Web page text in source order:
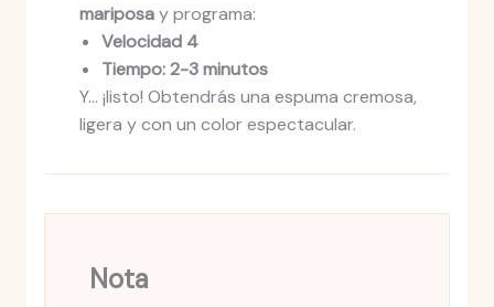
mariposay programa:
Velocidad 4
Tiempo: 2-3 minutos
Y… ¡listo! Obtendrás una espuma cremosa,
ligera y con un color espectacular.
Nota